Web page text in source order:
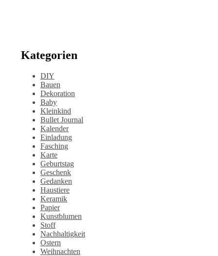
Kategorien
DIY
Bauen
Dekoration
Baby
Kleinkind
Bullet Journal
Kalender
Einladung
Fasching
Karte
Geburtstag
Geschenk
Gedanken
Haustiere
Keramik
Papier
Kunstblumen
Stoff
Nachhaltigkeit
Ostern
Weihnachten